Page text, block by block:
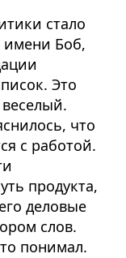
стало
имени Боб,
Это
что
с работой.
продукта,
деловые
слов.
понимал.